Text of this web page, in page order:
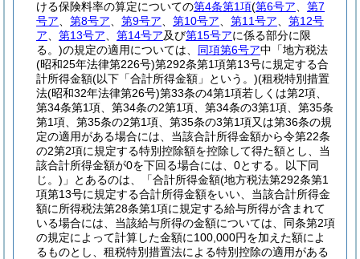
ける保険料率の算定についての第4条第1項(第6号ア
第7
号ア
第8号ア 第9号ア 第10号ア 第11号ア
第12号
ア
第13号ア 第14号ア及び第15号アに係る部分に限
る。)の規定の適用については、 同項第6号ア中「地方税法
(昭和25年法律第226号)第292条第1項第13号に規定する合
計所得金額(以下「合計所得金額」という。)(租税特別措置
法(昭和32年法律第26号)第33条の4第1項若しくは第2項、
第34条第1項、第34条の2第1項、第34条の3第1項、第35条
第1項、第35条の2第1項、第35条の3第1項又は第36条の規
定の適用がある場合には、当該合計所得金額から令第22条
の2第2項に規定する特別控除額を控除して得た額とし、当
該合計所得金額が0を下回る場合には、0とする。以下同
じ。) 」とあるのは、「合計所得金額(地方税法第292条第1
項第13号に規定する合計所得金額をいい、当該合計所得金
額に所得税法第28条第1項に規定する給与所得が含まれて
いる場合には、当該給与所得の金額については、同条第2項
の規定によって計算した金額に100,000円を加えた額によ
るものとし、租税特別措置法による特別控除の適用がある